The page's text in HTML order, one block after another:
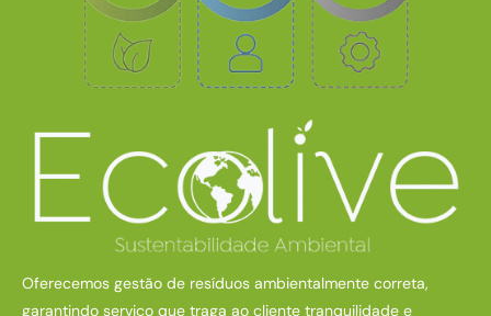
Oferecemos gestão de resíduos ambientalmente correta,
garantindo serviço que traga ao cliente tranquilidade e